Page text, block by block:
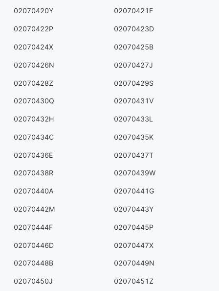
02070420Y 02070421F
02070422P 02070423D
02070424X 02070425B
02070426N 02070427J
02070428Z 02070429S
02070430Q 02070431V
02070432H 02070433L
02070434C 02070435K
02070436E 02070437T
02070438R 02070439W
02070440A 02070441G
02070442M 02070443Y
02070444F 02070445P
02070446D 02070447X
02070448B 02070449N
02070450J 02070451Z